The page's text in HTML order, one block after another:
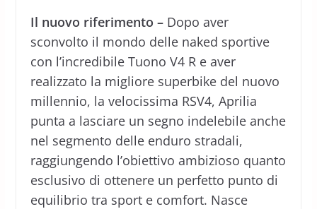
Il nuovo riferimento – Dopo aver
sconvolto il mondo delle naked sportive
con l’incredibile Tuono V4 R e aver
realizzato la migliore superbike del nuovo
millennio, la velocissima RSV4, Aprilia
punta a lasciare un segno indelebile anche
nel segmento delle enduro stradali,
raggiungendo l’obiettivo ambizioso quanto
esclusivo di ottenere un perfetto punto di
equilibrio tra sport e comfort. Nasce